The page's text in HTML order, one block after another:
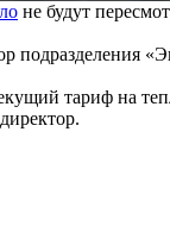
не будут
подразделения
тариф на